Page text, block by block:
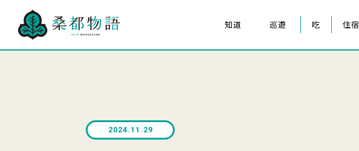
知道
關於「桑都物語」
巡遊
八王子祭
吃 住宿
2024.11.29